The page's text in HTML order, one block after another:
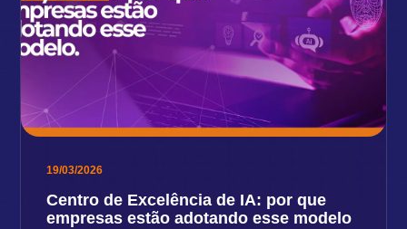
19/03/2026
Centro de Excelência de IA: por que
empresas estão adotando esse modelo